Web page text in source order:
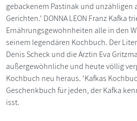
gebackenem Pastinak und unzähligen­
Gerichten.' DONNA LEON Franz Kafka
Ernährungsgewohnheiten alle in den
seinem legendären Kochbuch. Der
Denis Scheck und die Ärztin Eva
außergewöhnliche und heute völlig
Kochbuch neu heraus. 'Kafkas
Geschenkbuch für jeden, der Kafka
isst.